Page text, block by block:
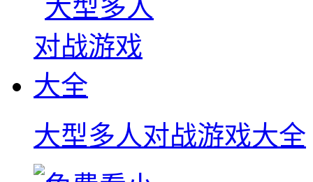
大型多人对战游戏大全